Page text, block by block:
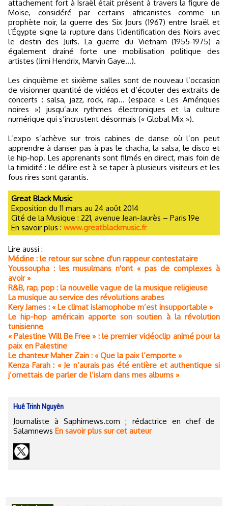
attachement fort à Israël était présent à travers la figure de
Moïse, considéré par certains africanistes comme un
prophète noir, la guerre des Six Jours (1967) entre Israël et
l’Égypte signe la rupture dans l’identification des Noirs avec
le destin des Juifs. La guerre du Vietnam (1955-1975) a
également drainé forte une mobilisation politique des
artistes (Jimi Hendrix, Marvin Gaye…).
Les cinquième et sixième salles sont de nouveau l’occasion
de visionner quantité de vidéos et d’écouter des extraits de
concerts : salsa, jazz, rock, rap… (espace « Les Amériques
noires ») jusqu’aux rythmes électroniques et la culture
numérique qui s’incrustent désormais (« Global Mix »).
L’expo s’achève sur trois cabines de danse où l’on peut
apprendre à danser pas à pas le chacha, la salsa, le disco et
le hip-hop. Les apprenants sont filmés en direct, mais foin de
la timidité : le délire est à se taper à plusieurs visiteurs et les
fous rires sont garantis.
Great Black Music
Exposition du 11 mars au 24 août 2014
Cité de la Musique : 221, avenue Jean-Jaurès – Paris 19e
En savoir plus : www.greatblackmusic.fr
Lire aussi :
Médine : le retour sur scène d'un rappeur contestataire
Youssoupha : les musulmans n'ont « pas de complexes à
avoir »
R&B, rap, pop : la nouvelle vague de la musique religieuse
La musique au service des révolutions arabes
Kery James : « Le climat islamophobe m’est insupportable »
Le hip-hop américain apporte son soutien à la révolution
tunisienne
« Palestine Will Be Free » : le premier vidéoclip animé pour la
paix en Palestine
Le chanteur Maher Zain : « Que la paix l’emporte »
Kenza Farah : « Je n’aurais pas été entière et authentique si
j’omettais de parler de l’islam dans mes albums »
Huê Trinh Nguyên
Journaliste à Saphirnews.com ; rédactrice en chef de
Salamnews En savoir plus sur cet auteur